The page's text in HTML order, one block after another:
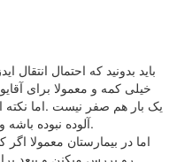
خیلی کمه و معمولا برای
یک بار هم صفر نیست .اما
آلوده نبوده باشه و با این وجود ریسکی در کار نیست.
اما در بیمارستان معمولا
رو بررس میکنن و ببعد